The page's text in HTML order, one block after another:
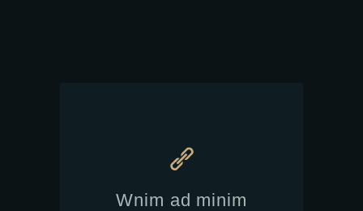
Wnim ad minim